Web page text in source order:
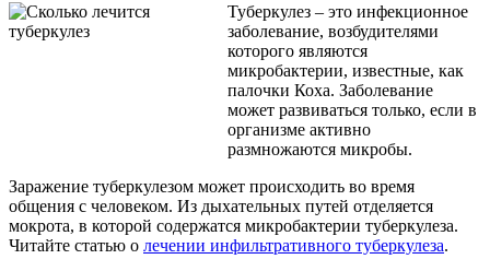
Туберкулез – это инфекционное
заболевание, возбудителями
которого являются
микробактерии, известные, как
палочки Коха. Заболевание
может развиваться только, если в
организме активно
размножаются микробы.
Заражение туберкулезом может происходить во время
общения с человеком. Из дыхательных путей отделяется
мокрота, в которой содержатся микробактерии туберкулеза.
Читайте статью о лечении инфильтративного туберкулеза.